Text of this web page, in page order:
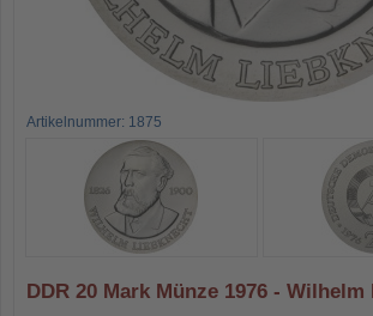
Artikelnummer: 1875
DDR 20 Mark Münze 1976 -